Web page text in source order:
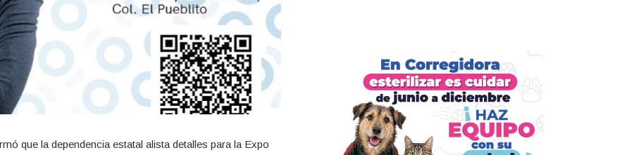
que la dependencia estatal alista detalles para la Expo